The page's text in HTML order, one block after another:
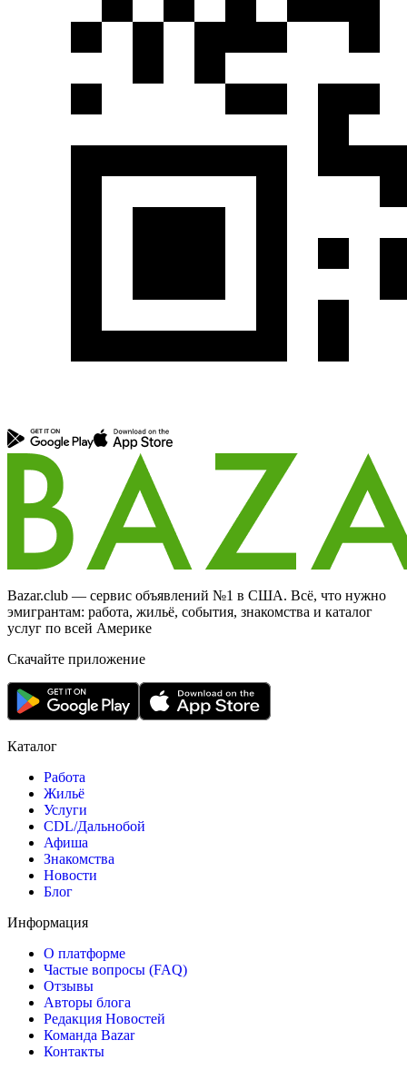
Bazar.club — сервис объявлений №1 в США. Всё, что нужно
эмигрантам: работа, жильё, события, знакомства и каталог
услуг по всей Америке
Скачайте приложение
Каталог
Работа
Жильё
Услуги
CDL/Дальнобой
Афиша
Знакомства
Новости
Блог
Информация
О платформе
Частые вопросы (FAQ)
Отзывы
Авторы блога
Редакция Новостей
Команда Bazar
Контакты